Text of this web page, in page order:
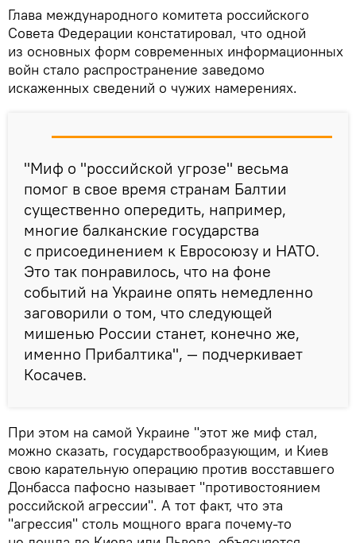
Глава международного комитета российского
Совета Федерации констатировал, что одной
из основных форм современных информационных
войн стало распространение заведомо
искаженных сведений о чужих намерениях.
"Миф о "российской угрозе" весьма
помог в свое время странам Балтии
существенно опередить, например,
многие балканские государства
с присоединением к Евросоюзу и НАТО.
Это так понравилось, что на фоне
событий на Украине опять немедленно
заговорили о том, что следующей
мишенью России станет, конечно же,
именно Прибалтика", — подчеркивает
Косачев.
При этом на самой Украине "этот же миф стал,
можно сказать, государствообразующим, и Киев
свою карательную операцию против восставшего
Донбасса пафосно называет "противостоянием
российской агрессии". А тот факт, что эта
"агрессия" столь мощного врага почему-то